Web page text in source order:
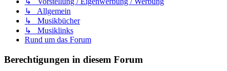
↳ Allgemein
↳ Musikbücher
↳ Musiklinks
Rund um das Forum
Berechtigungen in diesem Forum